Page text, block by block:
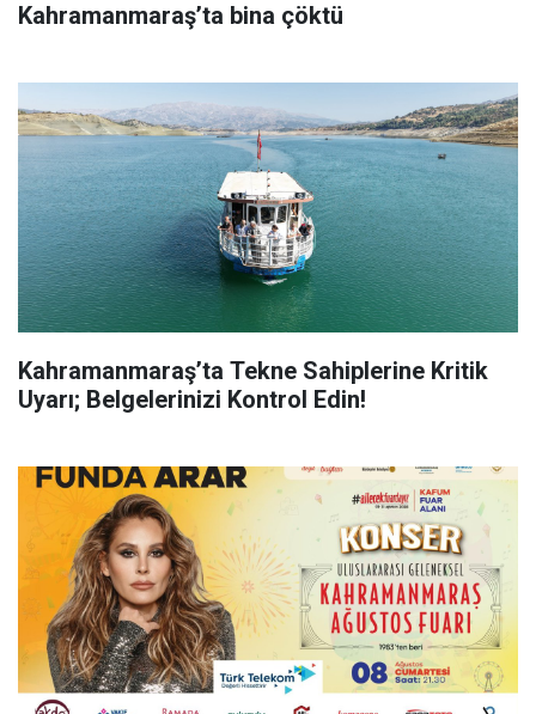
Kahramanmaraş’ta bina çöktü
Kahramanmaraş’ta Tekne Sahiplerine Kritik
Uyarı; Belgelerinizi Kontrol Edin!